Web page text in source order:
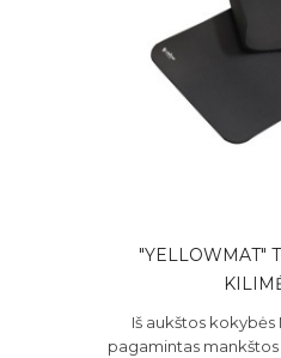
"YELLOWMAT"
Iš aukštos
pagamintas